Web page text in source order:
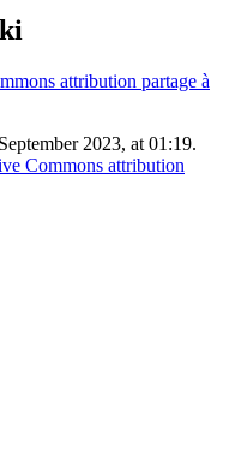
attribution partage à
2023, at 01:19.
Commons attribution